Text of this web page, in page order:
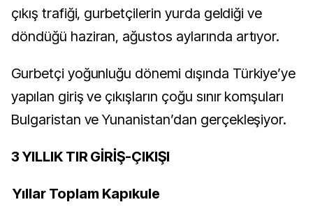
çıkış trafiği, gurbetçilerin yurda geldiği ve
döndüğü haziran, ağustos aylarında artıyor.
Gurbetçi yoğunluğu dönemi dışında Türkiye’ye
yapılan giriş ve çıkışların çoğu sınır komşuları
Bulgaristan ve Yunanistan’dan gerçekleşiyor.
3 YILLIK TIR GİRİŞ-ÇIKIŞI
Yıllar Toplam Kapıkule